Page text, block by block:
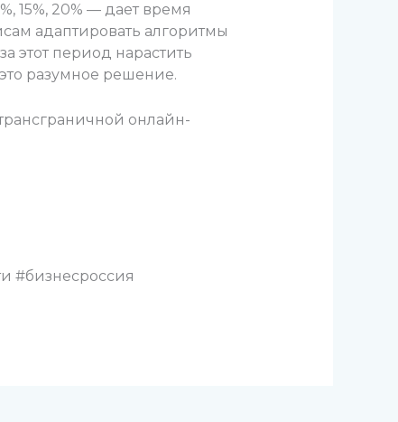
15%, 20% — дает время
адаптировать алгоритмы
этот период нарастить
разумное решение.
онлайн-
#бизнесроссия